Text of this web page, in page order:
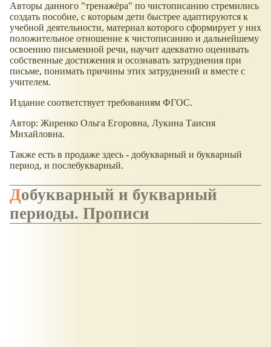
Авторы данного "тренажёра" по чистописанию стремились
создать пособие, с которым дети быстрее адаптируются к
учебной деятельности, материал которого сформирует у них
положительное отношение к чистописанию и дальнейшему
освоению письменной речи, научит адекватно оценивать
собственные достижения и осознавать затруднения при
письме, понимать причины этих затруднений и вместе с
учителем.
Издание соответствует требованиям ФГОС.
Автор: Жиренко Ольга Егоровна, Лукина Таисия
Михайловна.
Также есть в продаже здесь - добукварный и букварный
период, и послебукварный.
Добукварный и букварный
периоды. Прописи